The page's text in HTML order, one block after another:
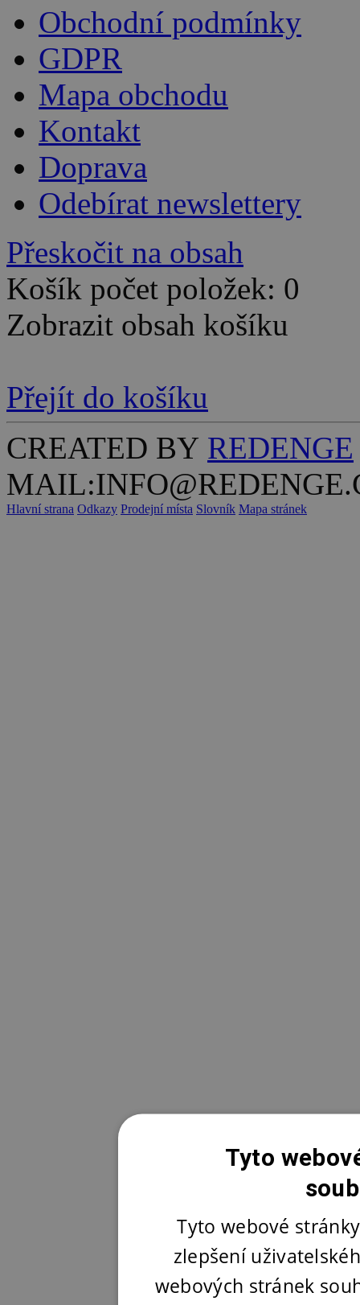
Obchodní podmínky
GDPR
Mapa obchodu
Kontakt
Doprava
Odebírat newslettery
Přeskočit na obsah
Košík počet položek: 0
Zobrazit obsah košíku
Přejít do košíku
CREATED BY REDENGE
Hlavní strana Odkazy Prodejní místa Slovník Mapa stránek
Tyto
Tyto webové
zlepšení
webových stránek